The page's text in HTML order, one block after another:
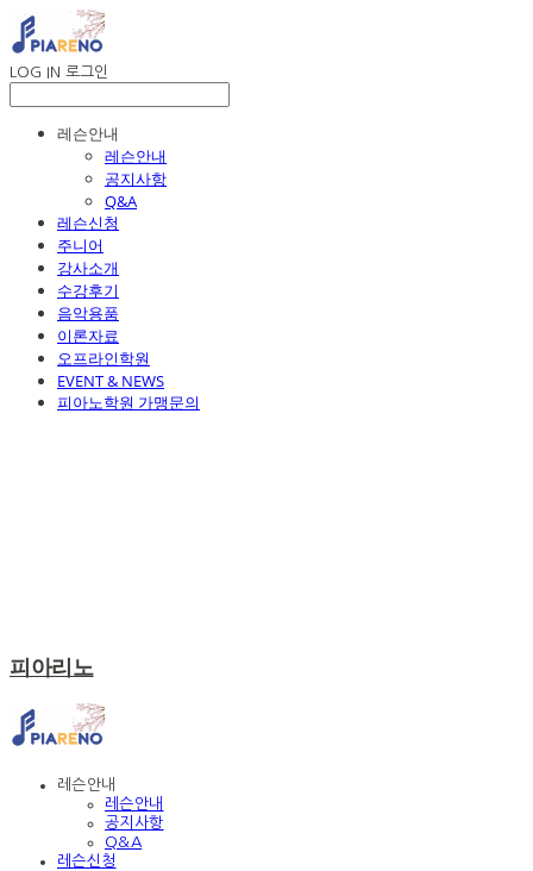
LOG IN 로그인
레슨안내
레슨안내
공지사항
Q&A
레슨신청
주니어
강사소개
수강후기
음악용품
이론자료
오프라인학원
EVENT & NEWS
피아노학원 가맹문의
피아리노
레슨안내
레슨안내
공지사항
Q&A
레슨신청